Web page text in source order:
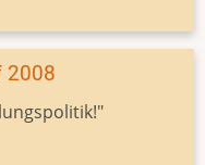
2008